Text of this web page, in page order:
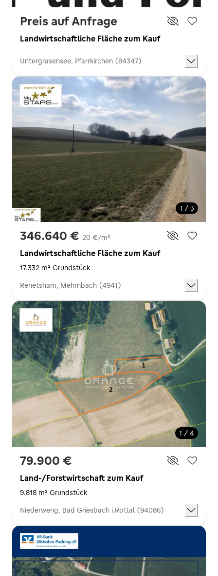
Preis auf Anfrage
Landwirtschaftliche Fläche zum Kauf
Untergrasensee, Pfarrkirchen (84347)
1 / 3
346.640 € 20 €/m²
Landwirtschaftliche Fläche zum Kauf
17.332 m² Grundstück
Renetsham, Mehrnbach (4941)
1 / 4
79.900 €
Land-/Forstwirtschaft zum Kauf
9.818 m² Grundstück
Niederweng, Bad Griesbach i.Rottal (94086)